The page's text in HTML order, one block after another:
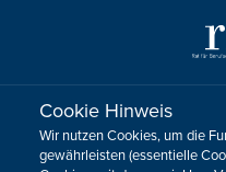
Sie haben noch
Cookie Hinweis
Wir nutzen Cookies, um die
gewährleisten (essentielle